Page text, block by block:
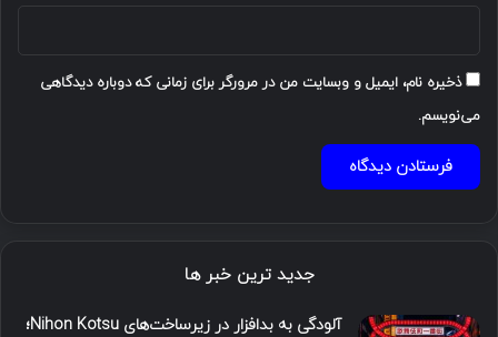
ذخیره نام، ایمیل و وبسایت من در مرورگر برای زمانی که دوباره دیدگاهی
می‌نویسم.
جدید ترین خبر ها
آلودگی به بدافزار در زیرساخت‌های Nihon Kotsu؛